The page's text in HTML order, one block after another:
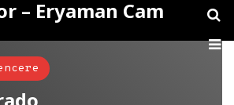
– Eryaman Cam